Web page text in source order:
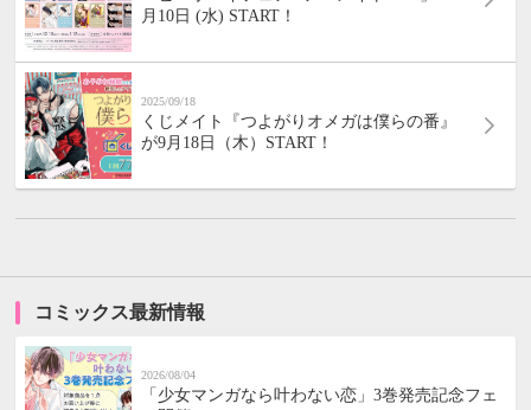
月10日 (水) START！
2025/09/18
くじメイト『つよがりオメガは僕らの番』
が9月18日（木）START！
コミックス最新情報
2026/08/04
「少女マンガなら叶わない恋」3巻発売記念フェ